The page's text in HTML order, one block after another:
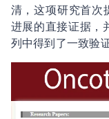
清，这项研究首次
进展的直接证据，
列中得到了一致验证